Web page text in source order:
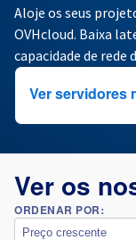
França
Espanha
Irlanda
Aloje os seus
OVHcloud. Baixa
capacidade de rede
Ver servidores
Ver os
ORDENAR POR:
Preço crescente